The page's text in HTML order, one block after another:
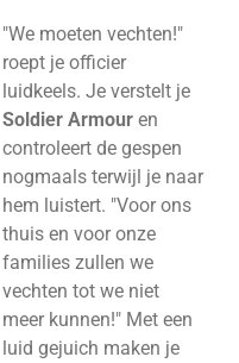
"We moeten vechten!"
roept je officier
luidkeels. Je verstelt je
Soldier Armour en
controleert de gespen
nogmaals terwijl je naar
hem luistert. "Voor ons
thuis en voor onze
families zullen we
vechten tot we niet
meer kunnen!" Met een
luid gejuich maken je